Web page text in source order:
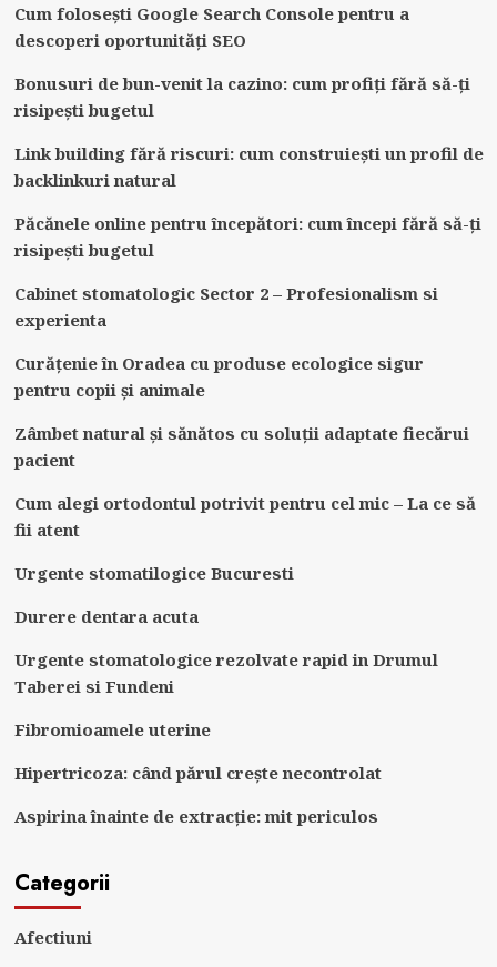
Cum folosești Google Search Console pentru a
descoperi oportunități SEO
Bonusuri de bun-venit la cazino: cum profiți fără să-ți
risipești bugetul
Link building fără riscuri: cum construiești un profil de
backlinkuri natural
Păcănele online pentru începători: cum începi fără să-ți
risipești bugetul
Cabinet stomatologic Sector 2 – Profesionalism si
experienta
Curățenie în Oradea cu produse ecologice sigur
pentru copii și animale
Zâmbet natural și sănătos cu soluții adaptate fiecărui
pacient
Cum alegi ortodontul potrivit pentru cel mic – La ce să
fii atent
Urgente stomatilogice Bucuresti
Durere dentara acuta
Urgente stomatologice rezolvate rapid in Drumul
Taberei si Fundeni
Fibromioamele uterine
Hipertricoza: când părul crește necontrolat
Aspirina înainte de extracție: mit periculos
Categorii
Afectiuni